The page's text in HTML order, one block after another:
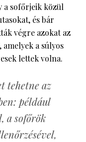
a sofőrjeik közül
és bár
végre azokat az
a súlyos
lettek volna.
tehetne az
például
a sofőrök